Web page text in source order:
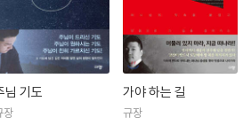
우리를 예수님의 방향으로, 하나님나라의 길
이끌 것이다.
일교포 2세인 아버지의 고향 일본으로 간 그
시절부터 매주 후쿠오카 시내에서 복음을
작했다. 이후 미국으로 건너가 찰스턴에 위
님 기도
장
가야 하는 길
규장